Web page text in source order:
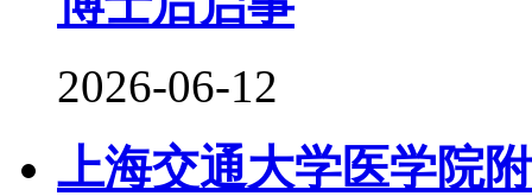
2026-06-12
上海交通大学医学院